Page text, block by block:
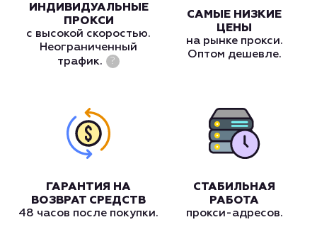
ИНДИВИДУАЛЬНЫЕ
ПРОКСИ
с высокой скоростью.
Неограниченный
трафик.
?
САМЫЕ НИЗКИЕ
ЦЕНЫ
на рынке прокси.
Оптом дешевле.
ГАРАНТИЯ НА
ВОЗВРАТ СРЕДСТВ
48 часов после покупки.
СТАБИЛЬНАЯ
РАБОТА
прокси-адресов.